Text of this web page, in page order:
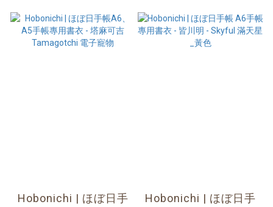
Hobonichi | ほぼ日手
Hobonichi | ほぼ日手